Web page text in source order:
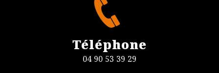
Téléphone
04 90 53 39 29